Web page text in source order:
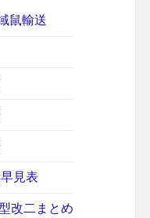
鼠輸送
見表
改二まとめ